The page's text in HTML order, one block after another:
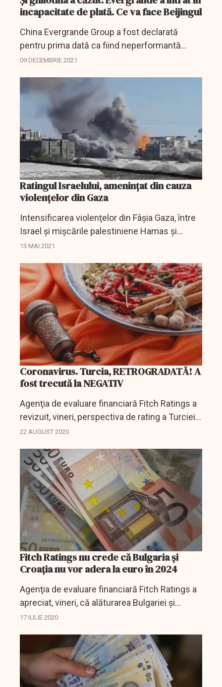
incapacitate de plată. Ce va face Beijingul
China Evergrande Group a fost declarată
pentru prima dată ca fiind neperformantă
după mai multe luni de dramă financiară și cel
09 DECEMBRIE 2021
Ratingul Israelului, amenințat din cauza
violențelor din Gaza
Intensificarea violenţelor din Fâşia Gaza, între
Israel şi mişcările palestiniene Hamas şi
Jihadul Islamic, ar putea avea un impact
a avertizat...
13 MAI 2021
Coronavirus. Turcia, RETROGRADATĂ! A
fost trecută la NEGATIV
Agenţia de evaluare financiară Fitch Ratings a
revizuit, vineri, perspectiva de rating a Turciei,
de la "stabilă" la "negativă", apreciind că
credibilitatea...
22 AUGUST 2020
Fitch Ratings nu crede că Bulgaria şi
Croaţia nu vor adera la euro în 2024
Agenţia de evaluare financiară Fitch Ratings a
apreciat, vineri, că alăturarea Bulgariei şi
Croaţiei la ERM-2 reprezintă un punct de
17 IULIE 2020